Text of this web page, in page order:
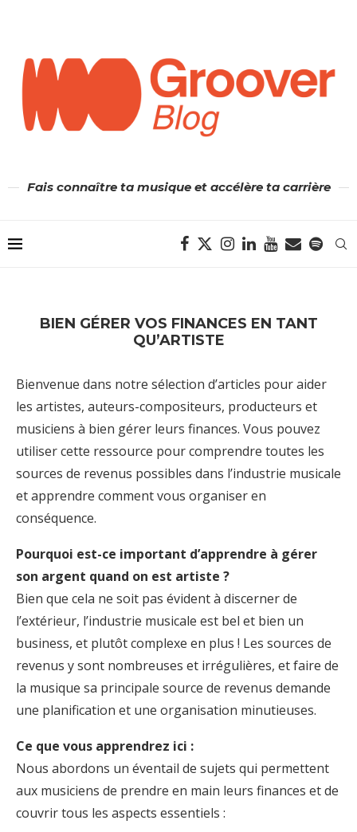
Fais connaître ta musique et accélère ta carrière
BIEN GÉRER VOS FINANCES EN TANT
QU’ARTISTE
Bienvenue dans notre sélection d’articles pour aider
les artistes, auteurs-compositeurs, producteurs et
musiciens à bien gérer leurs finances. Vous pouvez
utiliser cette ressource pour comprendre toutes les
sources de revenus possibles dans l’industrie musicale
et apprendre comment vous organiser en
conséquence.
Pourquoi est-ce important d’apprendre à gérer
son argent quand on est artiste ?
Bien que cela ne soit pas évident à discerner de
l’extérieur, l’industrie musicale est bel et bien un
business, et plutôt complexe en plus ! Les sources de
revenus y sont nombreuses et irrégulières, et faire de
la musique sa principale source de revenus demande
une planification et une organisation minutieuses.
Ce que vous apprendrez ici :
Nous abordons un éventail de sujets qui permettent
aux musiciens de prendre en main leurs finances et de
couvrir tous les aspects essentiels :